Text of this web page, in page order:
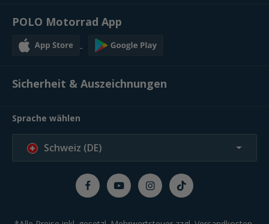
POLO Motorrad App
Sicherheit & Auszeichnungen
Sprache wählen
Schweiz (DE)